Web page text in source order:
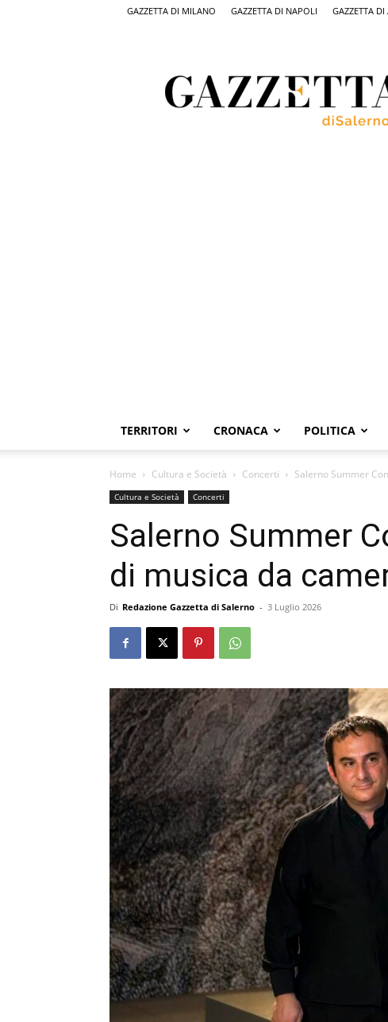
GAZZETTA DI MILANO GAZZETTA DI NAPOLI GAZZETTA
Salerno,
il
quotidiano
TERRITORI CRONACA POLITICA
Home Cultura e Società Concerti Salerno Summer
Cultura e Società Concerti
Salerno Summer
di musica da
Di Redazione Gazzetta di Salerno - 3 Luglio 2026